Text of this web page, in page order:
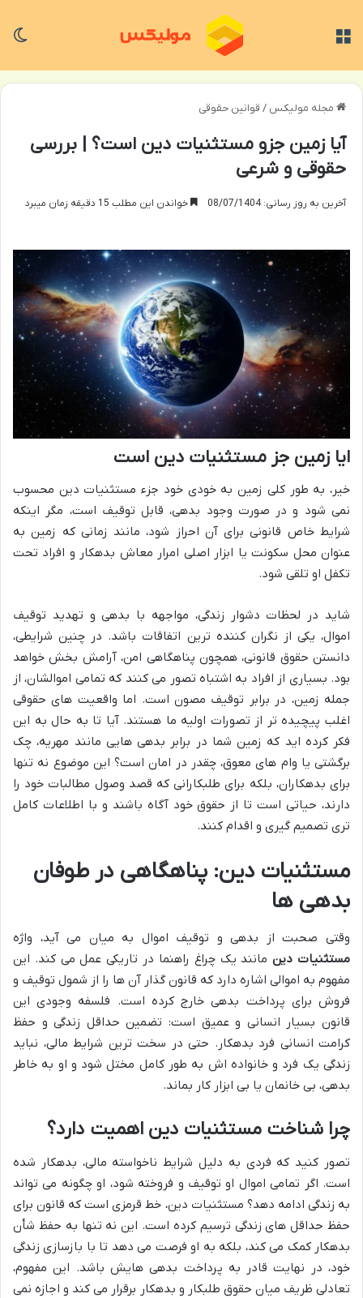
مجله مولیکس / قوانین حقوقی
آیا زمین جزو مستثنیات دین است؟ | بررسی
حقوقی و شرعی
آخرین به روز رسانی: 08/07/1404 خواندن این مطلب 15 دقیقه زمان میبرد
ایا زمین جز مستثنیات دین است
خیر، به طور کلی زمین به خودی خود جزء مستثنیات دین محسوب
نمی شود و در صورت وجود بدهی، قابل توقیف است، مگر اینکه
شرایط خاص قانونی برای آن احراز شود، مانند زمانی که زمین به
عنوان محل سکونت یا ابزار اصلی امرار معاش بدهکار و افراد تحت
تکفل او تلقی شود.
شاید در لحظات دشوار زندگی، مواجهه با بدهی و تهدید توقیف
اموال، یکی از نگران کننده ترین اتفاقات باشد. در چنین شرایطی،
دانستن حقوق قانونی، همچون پناهگاهی امن، آرامش بخش خواهد
بود. بسیاری از افراد به اشتباه تصور می کنند که تمامی اموالشان، از
جمله زمین، در برابر توقیف مصون است. اما واقعیت های حقوقی
اغلب پیچیده تر از تصورات اولیه ما هستند. آیا تا به حال به این
فکر کرده اید که زمین شما در برابر بدهی هایی مانند مهریه، چک
برگشتی یا وام های معوق، چقدر در امان است؟ این موضوع نه تنها
برای بدهکاران، بلکه برای طلبکارانی که قصد وصول مطالبات خود را
دارند، حیاتی است تا از حقوق خود آگاه باشند و با اطلاعات کامل
تری تصمیم گیری و اقدام کنند.
مستثنیات دین: پناهگاهی در طوفان
بدهی ها
وقتی صحبت از بدهی و توقیف اموال به میان می آید، واژه
مستثنیات دینمانند یک چراغ راهنما در تاریکی عمل می کند. این
مفهوم به اموالی اشاره دارد که قانون گذار آن ها را از شمول توقیف و
فروش برای پرداخت بدهی خارج کرده است. فلسفه وجودی این
قانون بسیار انسانی و عمیق است: تضمین حداقل زندگی و حفظ
کرامت انسانی فرد بدهکار. حتی در سخت ترین شرایط مالی، نباید
زندگی یک فرد و خانواده اش به طور کامل مختل شود و او به خاطر
بدهی، بی خانمان یا بی ابزار کار بماند.
چرا شناخت مستثنیات دین اهمیت دارد؟
تصور کنید که فردی به دلیل شرایط ناخواسته مالی، بدهکار شده
است. اگر تمامی اموال او توقیف و فروخته شود، او چگونه می تواند
به زندگی ادامه دهد؟ مستثنیات دین، خط قرمزی است که قانون برای
حفظ حداقل های زندگی ترسیم کرده است. این نه تنها به حفظ شأن
بدهکار کمک می کند، بلکه به او فرصت می دهد تا با بازسازی زندگی
خود، در نهایت قادر به پرداخت بدهی هایش باشد. این مفهوم،
تعادلی ظریف میان حقوق طلبکار و بدهکار برقرار می کند و اجازه نمی